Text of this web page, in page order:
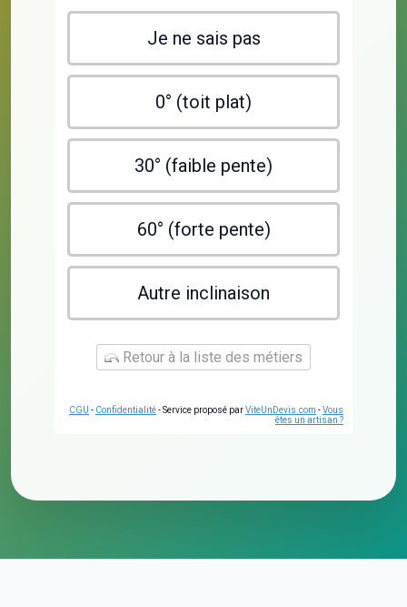
Je ne sais pas
0° (toit plat)
30° (faible pente)
60° (forte pente)
Autre inclinaison
Retour à la liste des métiers
CGU - Confidentialité- Service proposé parViteUnDevis.com -Vous
êtes un artisan ?